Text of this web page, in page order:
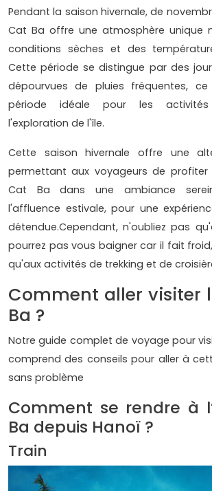
Pendant la saison hivernale, de
Cat Ba offre une atmosphère unique
conditions sèches et des
Cette période se distingue par des
dépourvues de pluies fréquentes,
période idéale pour les
l'exploration de l'île.
Cette saison hivernale offre une
permettant aux voyageurs de
Cat Ba dans une ambiance
l'affluence estivale, pour une
détendue.Cependant, n'oubliez pas
pourrez pas vous baigner car il fait
qu'aux activités de trekking et de
Comment aller visiter
Ba ?
Notre guide complet de voyage pour
comprend des conseils pour aller à
sans problème
Comment se rendre à
Ba depuis Hanoï ?
Train